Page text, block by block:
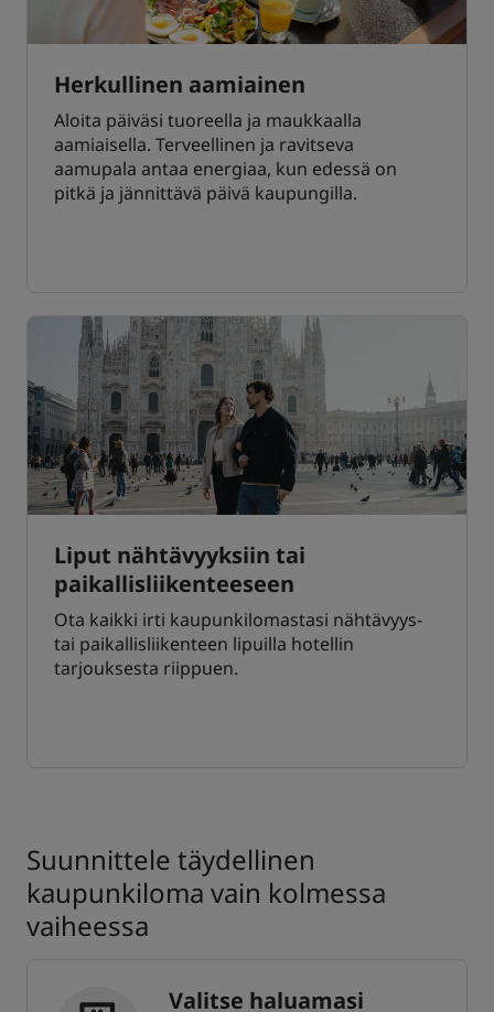
Herkullinen aamiainen
Aloita päiväsi tuoreella ja maukkaalla
aamiaisella. Terveellinen ja ravitseva
aamupala antaa energiaa, kun edessä on
pitkä ja jännittävä päivä kaupungilla.
Liput nähtävyyksiin tai
paikallisliikenteeseen
Ota kaikki irti kaupunkilomastasi nähtävyys-
tai paikallisliikenteen lipuilla hotellin
tarjouksesta riippuen.
Suunnittele täydellinen
kaupunkiloma vain kolmessa
vaiheessa
Valitse haluamasi